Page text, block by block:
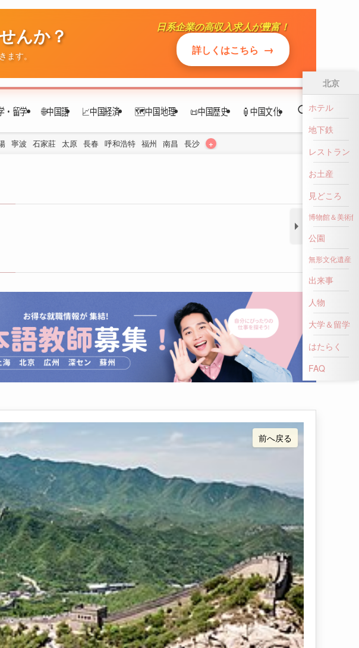
んか？
ます。
日系企業の高収入求人が豊富！
詳しくはこちら
・留学 🌐中国語 🗺️中国地理 📜中国歴史 🏮中国文化
寧波 南昌
前へ戻る
北京
ホテル
地下鉄
レストラン
お土産
見どころ
博物館＆美術館
公園
無形文化遺産
出来事
人物
大学＆留学
はたらく
FAQ